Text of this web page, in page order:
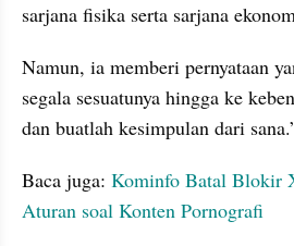
sarjana fisika serta sarjana
Namun, ia memberi pernyataan
segala sesuatunya hingga ke
dan buatlah kesimpulan dari
Baca juga: Kominfo Batal Blokir
Aturan soal Konten Pornografi